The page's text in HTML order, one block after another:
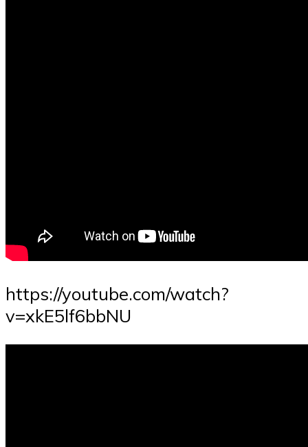
https://youtube.com/watch?
v=xkE5lf6bbNU